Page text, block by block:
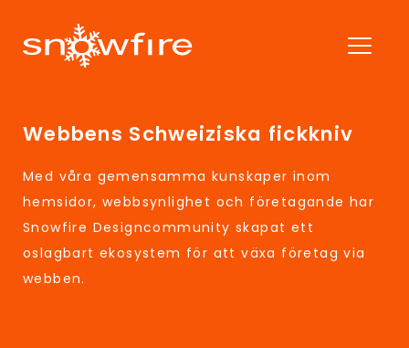
Webbens Schweiziska fickkniv
Med våra gemensamma kunskaper inom
hemsidor, webbsynlighet och företagande har
Snowfire Designcommunity skapat ett
oslagbart ekosystem för att växa företag via
webben.